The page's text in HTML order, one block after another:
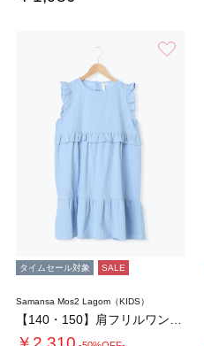
タイムセール対象 SALE
Samansa Mos2 Lagom（KIDS）